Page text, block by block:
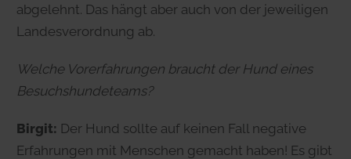
abgelehnt. Das hängt aber auch von der jeweiligen
Landesverordnung ab.
Welche Vorerfahrungen braucht der Hund eines
Besuchshundeteams?
Birgit: Der Hund sollte auf keinen Fall negative
Erfahrungen mit Menschen gemacht haben! Es gibt